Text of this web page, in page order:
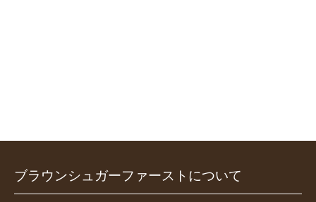
ブラウンシュガーファーストについて